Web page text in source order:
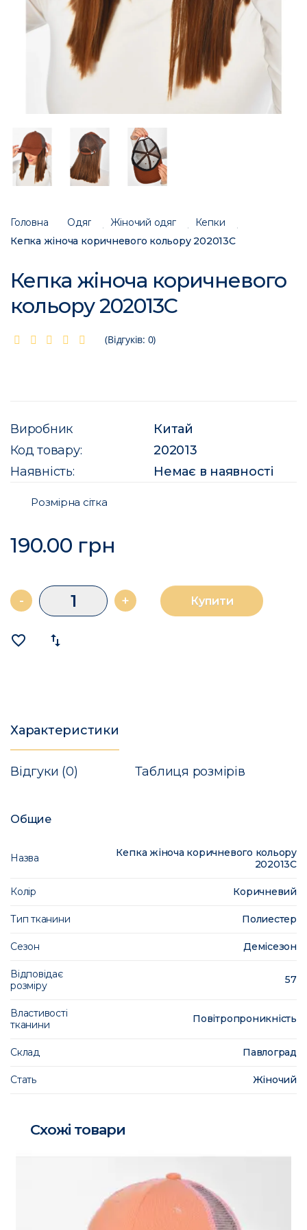
Головна Одяг Жіночий одяг
Кепки
Кепка жіноча коричневого кольору 202013C
Кепка жіноча коричневого
кольору 202013C
(Відгуків: 0)
Виробник
Китай
Код товару:
202013
Наявність:
Немає в наявності
Розмірна сітка
190.00 грн
- + Купити
favorite_border import_export
Характеристики
Відгуки (0) Таблиця розмірів
Общие
Назва
Кепка жіноча коричневого кольору
202013C
Колір Коричневий
Тип тканини Полиестер
Сезон Демісезон
Відповідає
розміру
57
Властивості
тканини
Повітропроникність
Склад Павлоград
Стать Жіночий
Схожі товари